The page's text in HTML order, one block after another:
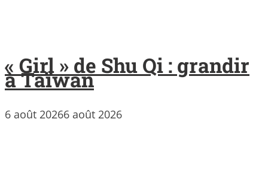
« Girl » de Shu Qi : grandir
à Taïwan
6 août 20266 août 2026